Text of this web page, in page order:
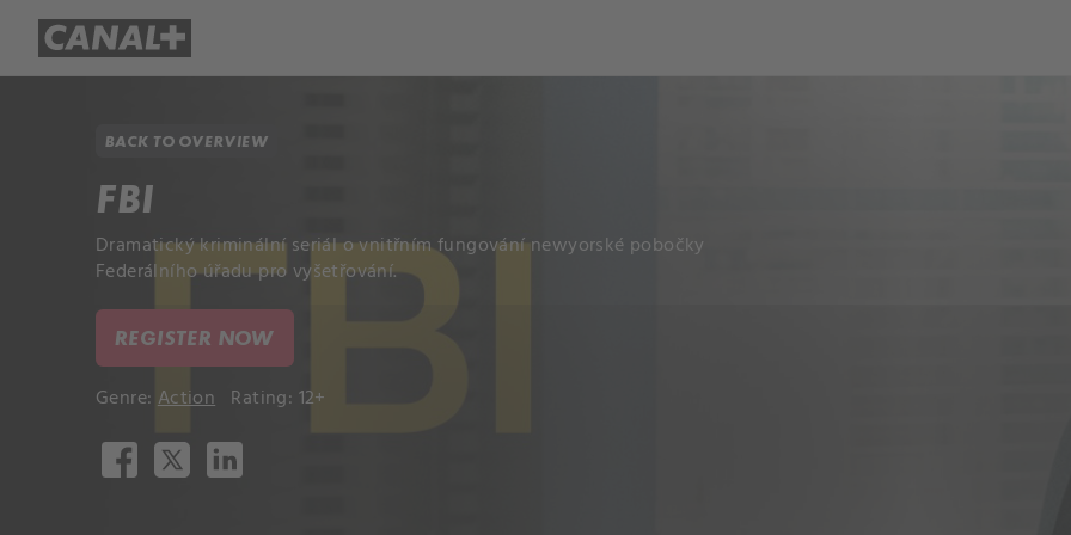
BACK TO OVERVIEW
FBI
Dramatický kriminální seriál o vnitřním fungování newyorské pobočky
Federálního úřadu pro vyšetřování.
REGISTER NOW
Genre: Action Rating: 12+